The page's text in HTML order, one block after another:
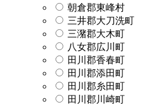
朝倉郡東峰村
三井郡大刀洗町
三潴郡大木町
八女郡広川町
田川郡香春町
田川郡添田町
田川郡糸田町
田川郡川崎町